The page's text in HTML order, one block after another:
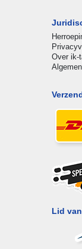
Over ik-
Lid